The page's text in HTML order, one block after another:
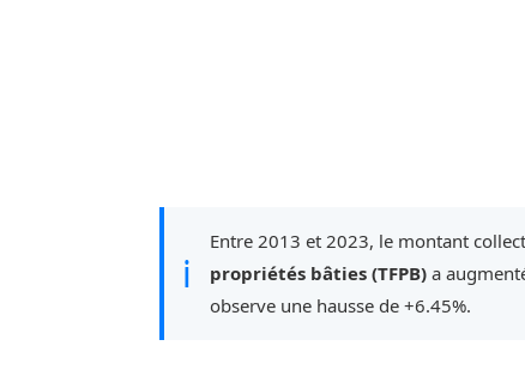
ℹ
Entre 2013 et 2023, le montant
propriétés bâties (TFPB) a
observe une hausse de +6.45%.